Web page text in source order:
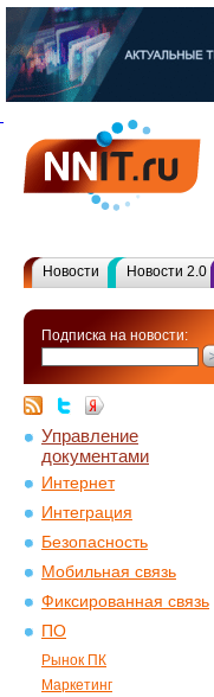
Новости Новости 2.0
Подписка на новости:
Управление
документами
Интернет
Интеграция
Безопасность
Мобильная связь
Фиксированная связь
ПО
Рынок ПК
Маркетинг